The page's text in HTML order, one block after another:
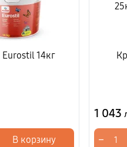
Eurostil 14кг
В корзину
1 043
−